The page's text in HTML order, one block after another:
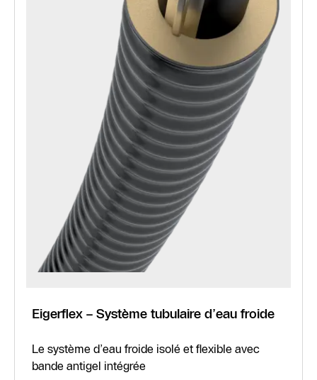
Eigerflex – Système tubulaire d’eau froide
Le système d’eau froide isolé et flexible avec
bande antigel intégrée